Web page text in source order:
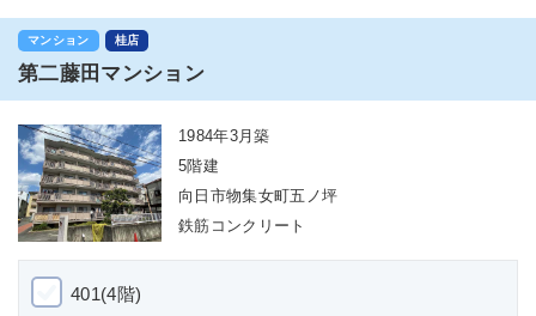
マンション 桂店
第二藤田マンション
1984年3月築
5階建
向日市物集女町五ノ坪
鉄筋コンクリート
401(4階)